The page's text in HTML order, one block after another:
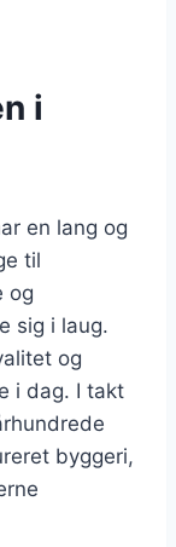
i
en lang og
til
og
sig i laug.
og
i dag. I takt
byggeri,